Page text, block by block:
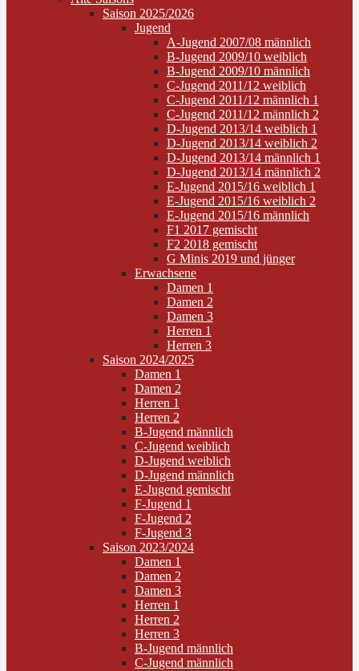
Saison 2025/2026
Jugend
A-Jugend 2007/08 männlich
B-Jugend 2009/10 weiblich
B-Jugend 2009/10 männlich
C-Jugend 2011/12 weiblich
C-Jugend 2011/12 männlich 1
C-Jugend 2011/12 männlich 2
D-Jugend 2013/14 weiblich 1
D-Jugend 2013/14 weiblich 2
D-Jugend 2013/14 männlich 1
D-Jugend 2013/14 männlich 2
E-Jugend 2015/16 weiblich 1
E-Jugend 2015/16 weiblich 2
E-Jugend 2015/16 männlich
F1 2017 gemischt
F2 2018 gemischt
G Minis 2019 und jünger
Erwachsene
Damen 1
Damen 2
Damen 3
Herren 1
Herren 3
Saison 2024/2025
Damen 1
Damen 2
Herren 1
Herren 2
B-Jugend männlich
C-Jugend weiblich
D-Jugend weiblich
D-Jugend männlich
E-Jugend gemischt
F-Jugend 1
F-Jugend 2
F-Jugend 3
Saison 2023/2024
Damen 1
Damen 2
Damen 3
Herren 1
Herren 2
Herren 3
B-Jugend männlich
C-Jugend männlich